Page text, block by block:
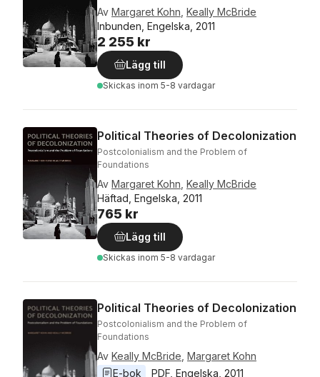
Av Margaret Kohn Keally McBride
Inbunden, Engelska, 2011
2 255 kr
Lägg till
Skickas inom 5-8 vardagar
Political Theories of Decolonization
Postcolonialism and the Problem of
Foundations
Av Margaret Kohn Keally McBride
Häftad, Engelska, 2011
765 kr
Lägg till
Skickas inom 5-8 vardagar
Political Theories of Decolonization
Postcolonialism and the Problem of
Foundations
Av Keally McBride Margaret Kohn
E-bok
PDF Engelska 2011